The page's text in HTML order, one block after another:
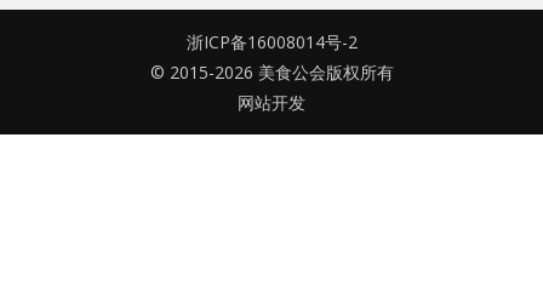
没帐号？注册一个
私家厨房
浙ICP备16008014号-2
© 2015-2026 美食公会版权所有
网站开发